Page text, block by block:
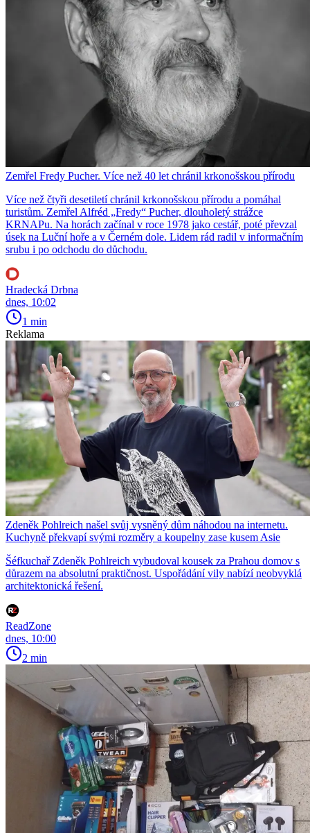
Zemřel Fredy Pucher. Více než 40 let chránil krkonošskou přírodu
Více než čtyři desetiletí chránil krkonošskou přírodu a pomáhal
turistům. Zemřel Alfréd „Fredy“ Pucher, dlouholetý strážce
KRNAPu. Na horách začínal v roce 1978 jako cestář, poté převzal
úsek na Luční hoře a v Černém dole. Lidem rád radil v informačním
srubu i po odchodu do důchodu.
Hradecká Drbna
dnes, 10:02
1 min
Reklama
Zdeněk Pohlreich našel svůj vysněný dům náhodou na internetu.
Kuchyně překvapí svými rozměry a koupelny zase kusem Asie
Šéfkuchař Zdeněk Pohlreich vybudoval kousek za Prahou domov s
důrazem na absolutní praktičnost. Uspořádání vily nabízí neobvyklá
architektonická řešení.
ReadZone
dnes, 10:00
2 min